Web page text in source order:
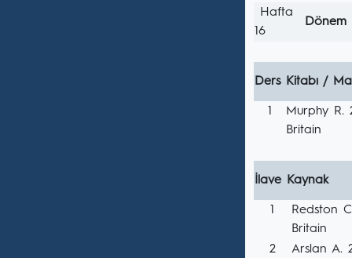
Hafta
16
Dönem
Ders Kitabı /
1
Murphy R.
Britain
İlave Kaynak
1
Redston
Britain
2
Arslan A.